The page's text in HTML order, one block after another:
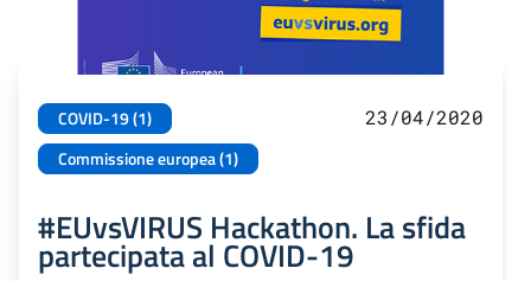
COVID-19 (1)
Commissione europea (1)
23/04/2020
#EUvsVIRUS Hackathon. La sfida
partecipata al COVID-19